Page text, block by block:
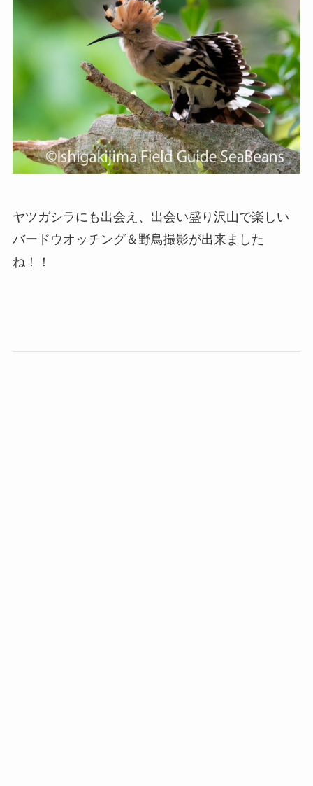
ヤツガシラにも出会え、出会い盛り沢山で楽しい
バードウオッチング＆野鳥撮影が出来ました
ね！！